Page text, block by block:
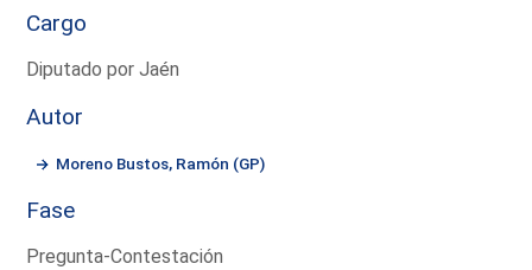
Cargo
Diputado por Jaén
Autor
Moreno Bustos, Ramón (GP)
Fase
Pregunta-Contestación